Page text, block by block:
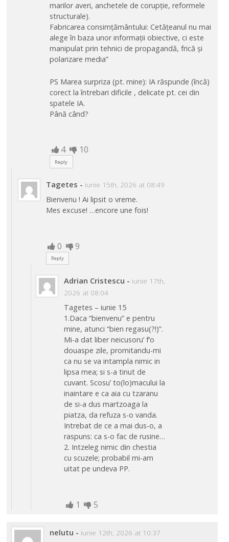
marilor averi, anchetele de corupție, reformele
structurale).
Fabricarea consimțământului: Cetățeanul nu mai
alege în baza unor informații obiective, ci este
manipulat prin tehnici de propagandă, frică și
polarizare media”
PS Marea surpriza (pt. mine): IA răspunde (încă)
corect la întrebari dificile , delicate pt. cei din
spatele IA.
Până când?
4 10
Reply
Tagetes - iunie 15th, 2026 at 08:49
Bienvenu ! Ai lipsit o vreme.
Mes excuse! …encore une fois!
0 9
Reply
Adrian Cristescu - iunie 17th,
2026 at 08:04
Tagetes – iunie 15
1.Daca “bienvenu” e pentru
mine, atunci “bien regasu(?!)”.
Mi-a dat liber neicusoru’ f’o
douaspe zile, promitandu-mi
ca nu se va intampla nimic in
lipsa mea; si s-a tinut de
cuvant. Scosu’ to(lo)macului la
inaintare e ca aia cu tzaranu
de si-a dus martzoaga la
piatza, da refuza s-o vanda.
Intrebat de ce a mai dus-o, a
raspuns: ca s-o fac de rusine…
2. Intzeleg nimic din chestia
cu scuzele; probabil mi-am
uitat pe undeva PP.
1 5
nelutu - iunie 12th, 2026 at 10:37